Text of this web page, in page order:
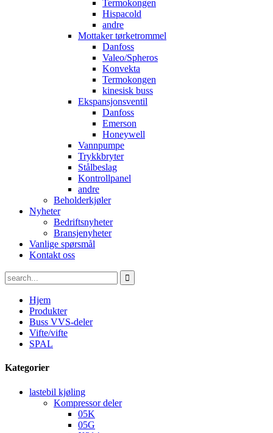
Termokongen
Hispacold
andre
Mottaker tørketrommel
Danfoss
Valeo/Spheros
Konvekta
Termokongen
kinesisk buss
Ekspansjonsventil
Danfoss
Emerson
Honeywell
Vannpumpe
Trykkbryter
Stålbeslag
Kontrollpanel
andre
Beholderkjøler
Nyheter
Bedriftsnyheter
Bransjenyheter
Vanlige spørsmål
Kontakt oss
Hjem
Produkter
Buss VVS-deler
Vifte/vifte
SPAL
Kategorier
lastebil kjøling
Kompressor deler
05K
05G